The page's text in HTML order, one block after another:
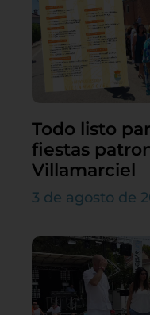
Todo listo
fiestas
Villamarciel
3 de agosto de